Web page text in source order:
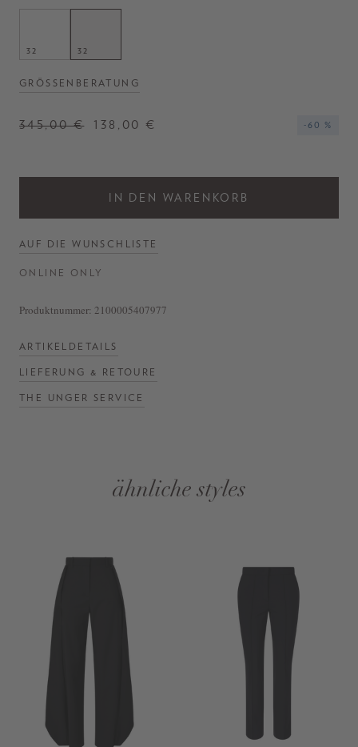
32 32
GRÖSSENBERATUNG
345,00 € 138,00 € -60 %
IN DEN WARENKORB
AUF DIE WUNSCHLISTE
ONLINE ONLY
Produktnummer: 2100005407977
ARTIKELDETAILS
LIEFERUNG & RETOURE
THE UNGER SERVICE
ähnliche styles